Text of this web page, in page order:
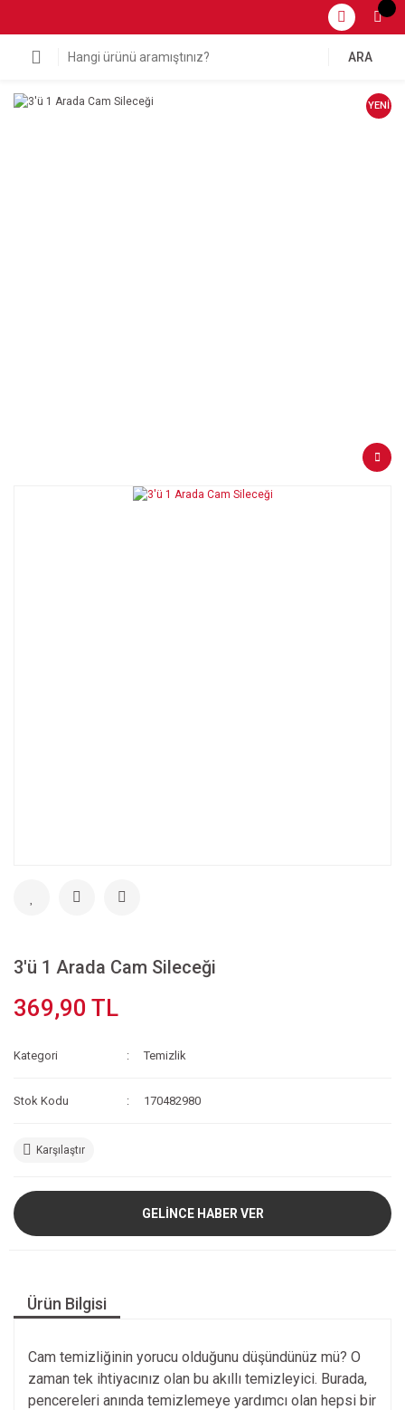
ARA
YENİ
3'ü 1 Arada Cam Sileceği
369,90 TL
Kategori Temizlik
Stok Kodu 170482980
Karşılaştır
GELİNCE HABER VER
Ürün Bilgisi
Cam temizliğinin yorucu olduğunu düşündünüz mü? O
zaman tek ihtiyacınız olan bu akıllı temizleyici. Burada,
pencereleri anında temizlemeye yardımcı olan hepsi bir